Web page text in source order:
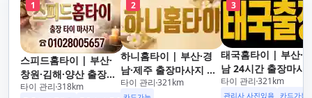
1
스피드홈타이 | 부산·
창원·김해·양산 출장마
사지 홈케어 24시 카드
타이 관리 318km
2
하니홈타이 | 부산·경
남·제주 출장마사지 타
이·아로마 전문
타이 관리 321km
3
태국홈타이 | 부산·경
남 24시간 출장마사
후불제/해운대,사상,
타이 관리 321km
관리사 사진있음 카드가능